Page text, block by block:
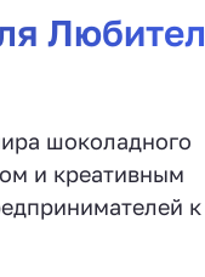
шоколадного
и креативным
к